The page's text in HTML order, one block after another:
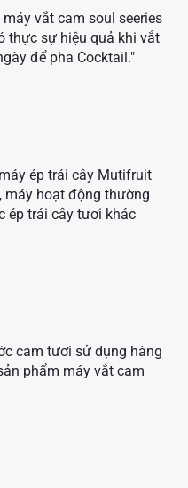
vắt cam soul seeries
thực sự hiệu quả khi vắt
để pha Cocktail."
ép trái cây Mutifruit
máy hoạt động thường
ép trái cây tươi khác
cam tươi sử dụng hàng
phẩm máy vắt cam